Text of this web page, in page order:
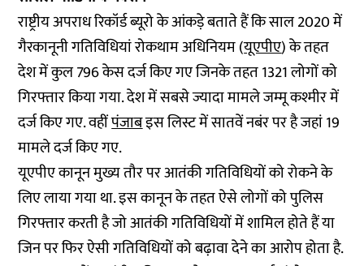
राष्ट्रीय अपराध रिकॉर्ड ब्यूरो के आंकड़े बताते हैं कि साल 2020 में
गैरकानूनी गतिविधियां रोकथाम अधिनियम (यूएपीए) के तहत
देश में कुल 796 केस दर्ज किए गए जिनके तहत 1321 लोगों को
गिरफ्तार किया गया. देश में सबसे ज्यादा मामले जम्मू कश्मीर में
दर्ज किए गए. वहींपंजाबइस लिस्ट में सातवें नबंर पर है जहां 19
मामले दर्ज किए गए.
यूएपीए कानून मुख्य तौर पर आतंकी गतिविधियों को रोकने के
लिए लाया गया था. इस कानून के तहत ऐसे लोगों को पुलिस
गिरफ्तार करती है जो आतंकी ग​तिविधियों में शामिल होते हैं या
जिन पर फिर ऐसी गतिविधियों को बढ़ावा देने का आरोप होता है.